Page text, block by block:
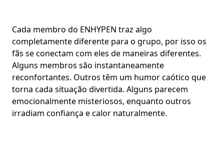
Cada membro do ENHYPEN traz algo
completamente diferente para o grupo, por isso os
fãs se conectam com eles de maneiras diferentes.
Alguns membros são instantaneamente
reconfortantes. Outros têm um humor caótico que
torna cada situação divertida. Alguns parecem
emocionalmente misteriosos, enquanto outros
irradiam confiança e calor naturalmente.